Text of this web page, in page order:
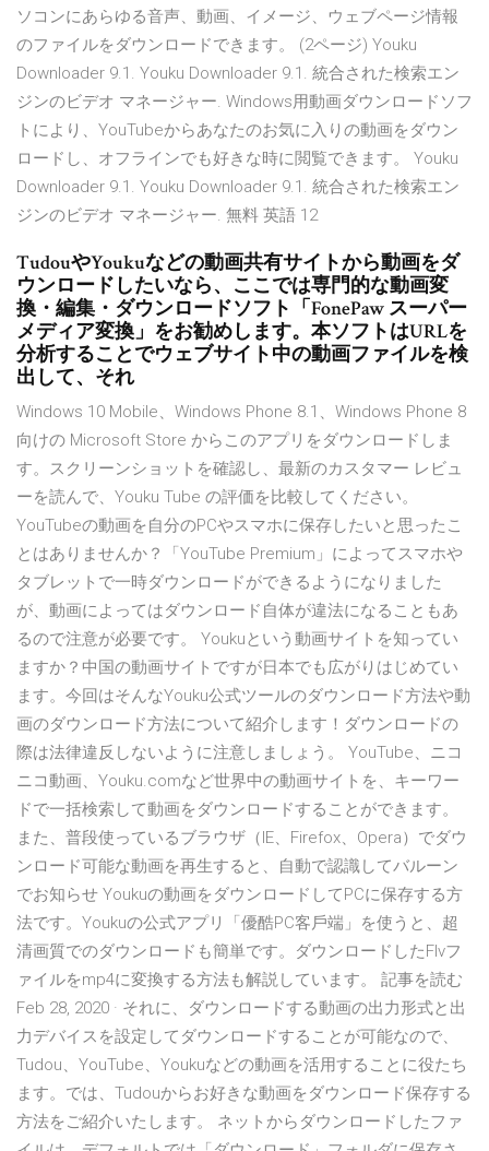
ソコンにあらゆる音声、動画、イメージ、ウェブページ情報
のファイルをダウンロードできます。 (2ページ) Youku
Downloader 9.1. Youku Downloader 9.1. 統合された検索エン
ジンのビデオ マネージャー. Windows用動画ダウンロードソフ
トにより、YouTubeからあなたのお気に入りの動画をダウン
ロードし、オフラインでも好きな時に閲覧できます。 Youku
Downloader 9.1. Youku Downloader 9.1. 統合された検索エン
ジンのビデオ マネージャー. 無料 英語 12
TudouやYoukuなどの動画共有サイトから動画をダ
ウンロードしたいなら、ここでは専門的な動画変
換・編集・ダウンロードソフト「FonePaw スーパー
メディア変換」をお勧めします。本ソフトはURLを
分析することでウェブサイト中の動画ファイルを検
出して、それ
Windows 10 Mobile、Windows Phone 8.1、Windows Phone 8
向けの Microsoft Store からこのアプリをダウンロードしま
す。スクリーンショットを確認し、最新のカスタマー レビュ
ーを読んで、Youku Tube の評価を比較してください。
YouTubeの動画を自分のPCやスマホに保存したいと思ったこ
とはありませんか？「YouTube Premium」によってスマホや
タブレットで一時ダウンロードができるようになりました
が、動画によってはダウンロード自体が違法になることもあ
るので注意が必要です。 Youkuという動画サイトを知ってい
ますか？中国の動画サイトですが日本でも広がりはじめてい
ます。今回はそんなYouku公式ツールのダウンロード方法や動
画のダウンロード方法について紹介します！ダウンロードの
際は法律違反しないように注意しましょう。 YouTube、ニコ
ニコ動画、Youku.comなど世界中の動画サイトを、キーワー
ドで一括検索して動画をダウンロードすることができます。
また、普段使っているブラウザ（IE、Firefox、Opera）でダウ
ンロード可能な動画を再生すると、自動で認識してバルーン
でお知らせ Youkuの動画をダウンロードしてPCに保存する方
法です。Youkuの公式アプリ「優酷PC客戶端」を使うと、超
清画質でのダウンロードも簡単です。ダウンロードしたFlvフ
ァイルをmp4に変換する方法も解説しています。 記事を読む
Feb 28, 2020 · それに、ダウンロードする動画の出力形式と出
力デバイスを設定してダウンロードすることが可能なので、
Tudou、YouTube、Youkuなどの動画を活用することに役たち
ます。では、Tudouからお好きな動画をダウンロード保存する
方法をご紹介いたします。 ネットからダウンロードしたファ